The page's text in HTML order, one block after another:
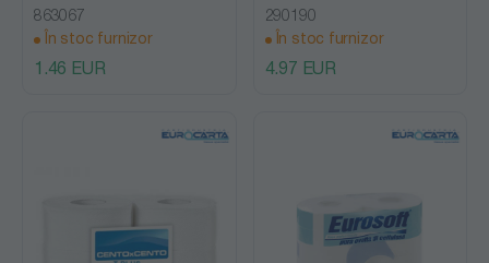
863067
În stoc furnizor
1.46 EUR
Singlefold Advanced,
Tork
290190
În stoc furnizor
4.97 EUR